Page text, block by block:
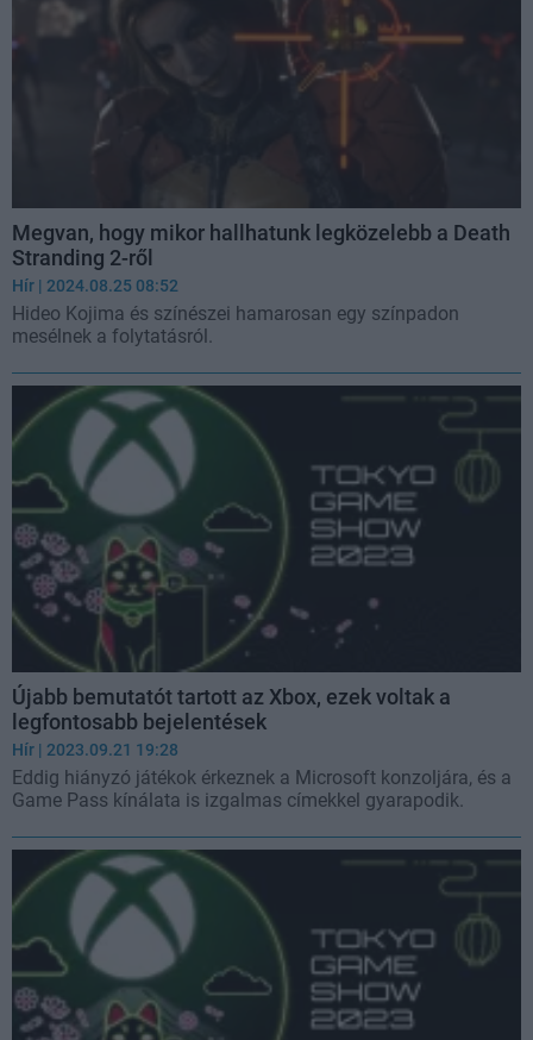
Megvan, hogy mikor hallhatunk legközelebb a Death
Stranding 2-ről
Hír | 2024.08.25 08:52
Hideo Kojima és színészei hamarosan egy színpadon
mesélnek a folytatásról.
Újabb bemutatót tartott az Xbox, ezek voltak a
legfontosabb bejelentések
Hír | 2023.09.21 19:28
Eddig hiányzó játékok érkeznek a Microsoft konzoljára, és a
Game Pass kínálata is izgalmas címekkel gyarapodik.